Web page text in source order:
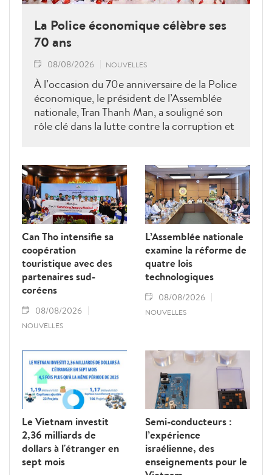
La Police économique célèbre ses
70 ans
08/08/2026 NOUVELLES
À l’occasion du 70e anniversaire de la Police
économique, le président de l’Assemblée
nationale, Tran Thanh Man, a souligné son
rôle clé dans la lutte contre la corruption et
Can Tho intensifie sa
coopération
touristique avec des
partenaires sud-
coréens
08/08/2026
NOUVELLES
L’Assemblée nationale
examine la réforme de
quatre lois
technologiques
08/08/2026
NOUVELLES
Le Vietnam investit
2,36 milliards de
dollars à l'étranger en
sept mois
Semi-conducteurs :
l’expérience
israélienne, des
enseignements pour le